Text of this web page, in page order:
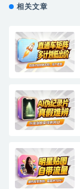
相关文章